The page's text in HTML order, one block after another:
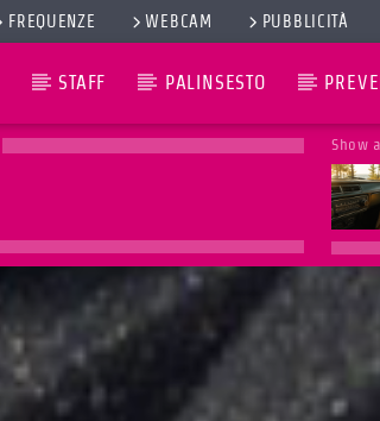
FREQUENZE WEBCAM PUBBLICITÀ
STAFF PALINSESTO
Show